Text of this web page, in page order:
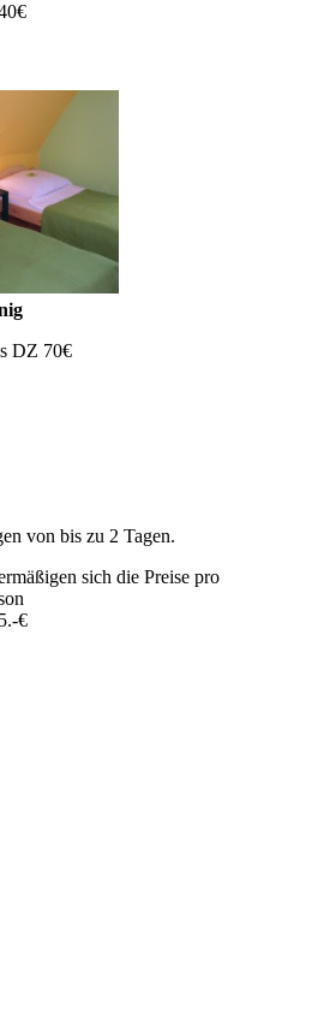
DZ 70€
von bis zu 2 Tagen.
sich die Preise pro
€